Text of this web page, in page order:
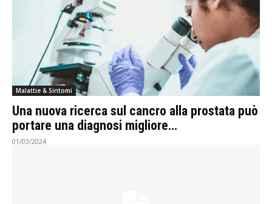
Malattie & Sintomi
Una nuova ricerca sul cancro alla prostata può
portare una diagnosi migliore…
01/03/2024